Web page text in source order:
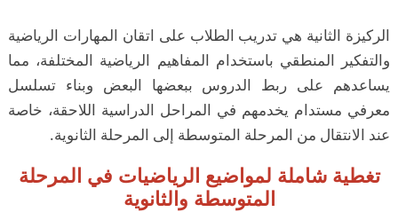
الركيزة الثانية هي تدريب الطلاب على اتقان المهارات الرياضية
والتفكير المنطقي باستخدام المفاهيم الرياضية المختلفة، مما
يساعدهم على ربط الدروس ببعضها البعض وبناء تسلسل
معرفي مستدام يخدمهم في المراحل الدراسية اللاحقة، خاصة
عند الانتقال من المرحلة المتوسطة إلى المرحلة الثانوية.
تغطية شاملة لمواضيع الرياضيات في المرحلة
المتوسطة والثانوية